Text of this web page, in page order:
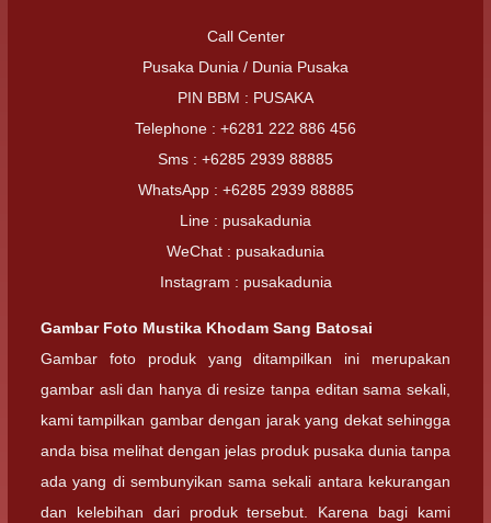
Call Center
Pusaka Dunia / Dunia Pusaka
PIN BBM : PUSAKA
Telephone : +6281 222 886 456
Sms : +6285 2939 88885
WhatsApp : +6285 2939 88885
Line : pusakadunia
WeChat : pusakadunia
Instagram : pusakadunia
Gambar Foto Mustika Khodam Sang Batosai
Gambar foto produk yang ditampilkan ini merupakan
gambar asli dan hanya di resize tanpa editan sama sekali,
kami tampilkan gambar dengan jarak yang dekat sehingga
anda bisa melihat dengan jelas produk pusaka dunia tanpa
ada yang di sembunyikan sama sekali antara kekurangan
dan kelebihan dari produk tersebut. Karena bagi kami